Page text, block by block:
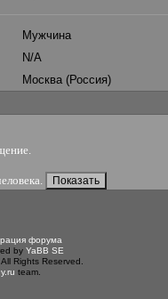
Мужчина
N/A
Москва (Россия)
.
форума
by YaBB SE
Rights Reserved.
team.